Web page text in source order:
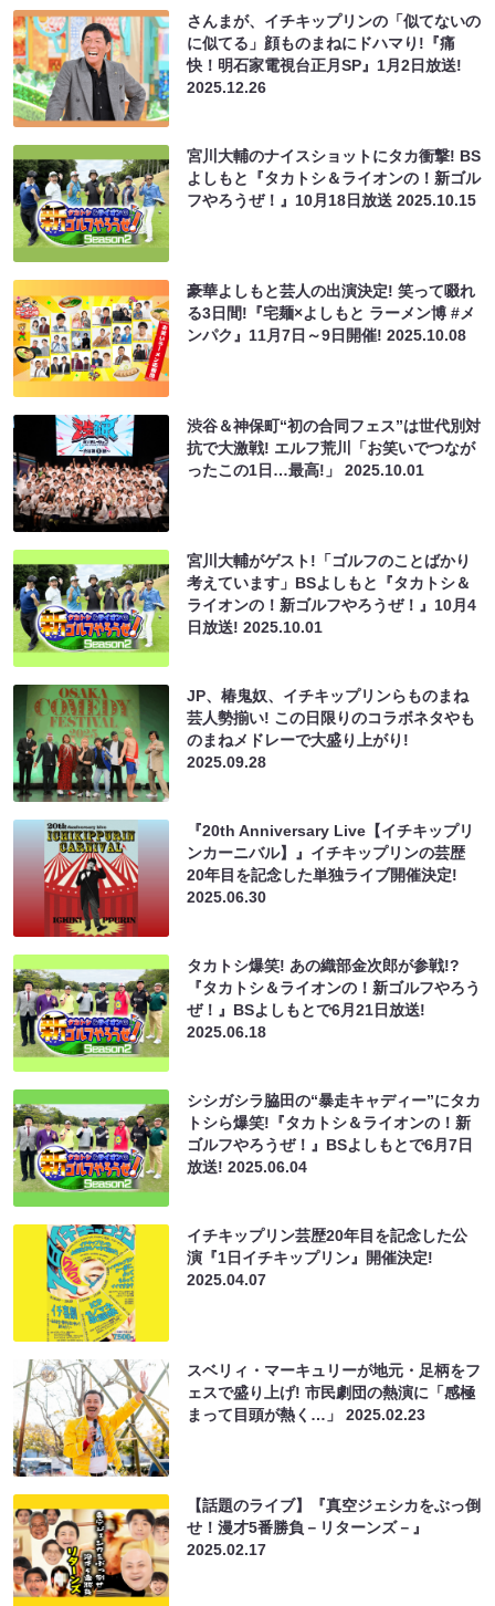
さんまが、イチキップリンの「似てないの
に似てる」顔ものまねにドハマり!『痛
快！明石家電視台正月SP』1月2日放送!
2025.12.26
宮川大輔のナイスショットにタカ衝撃! BS
よしもと『タカトシ＆ライオンの！新ゴル
フやろうぜ！』10月18日放送2025.10.15
豪華よしもと芸人の出演決定! 笑って啜れ
る3日間!『宅麺×よしもと ラーメン博 #メ
ンパク』11月7日～9日開催!2025.10.08
渋谷＆神保町“初の合同フェス”は世代別対
抗で大激戦! エルフ荒川「お笑いでつなが
ったこの1日…最高!」2025.10.01
宮川大輔がゲスト!「ゴルフのことばかり
考えています」BSよしもと『タカトシ＆
ライオンの！新ゴルフやろうぜ！』10月4
日放送!2025.10.01
JP、椿鬼奴、イチキップリンらものまね
芸人勢揃い! この日限りのコラボネタやも
のまねメドレーで大盛り上がり!
2025.09.28
『20th Anniversary Live【イチキップリ
ンカーニバル】』イチキップリンの芸歴
20年目を記念した単独ライブ開催決定!
2025.06.30
タカトシ爆笑! あの織部金次郎が参戦!?
『タカトシ＆ライオンの！新ゴルフやろう
ぜ！』BSよしもとで6月21日放送!
2025.06.18
シシガシラ脇田の“暴走キャディー”にタカ
トシら爆笑!『タカトシ＆ライオンの！新
ゴルフやろうぜ！』BSよしもとで6月7日
放送!2025.06.04
イチキップリン芸歴20年目を記念した公
演『1日イチキップリン』開催決定!
2025.04.07
スベリィ・マーキュリーが地元・足柄をフ
ェスで盛り上げ! 市民劇団の熱演に「感極
まって目頭が熱く…」2025.02.23
【話題のライブ】『真空ジェシカをぶっ倒
せ！漫才5番勝負－リターンズ－』
2025.02.17